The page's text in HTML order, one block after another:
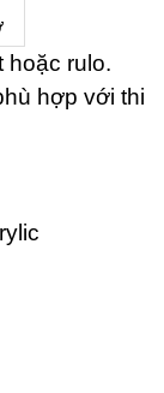
hoặc rulo.
hợp với thi